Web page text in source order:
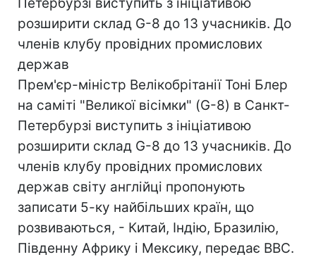
розширити склад G-8 до 13 учасників. До
членів клубу провідних промислових
держав
Прем'єр-міністр Велікобрітанії Тоні Блер
на саміті "Великої вісімки" (G-8) в Санкт-
Петербурзі виступить з ініціативою
розширити склад G-8 до 13 учасників. До
членів клубу провідних промислових
держав світу англійці пропонують
записати 5-ку найбільших країн, що
розвиваються, - Китай, Індію, Бразилію,
Південну Африку і Мексику, передає ВВС.